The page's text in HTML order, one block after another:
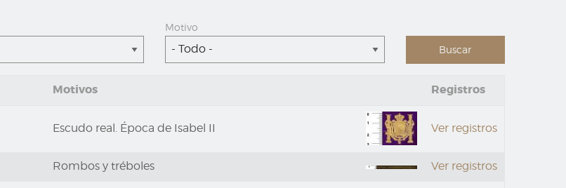
Motivo
- Todo -
Motivos Registros
Escudo real. Época de Isabel II Ver registros
Rombos y tréboles Ver registros